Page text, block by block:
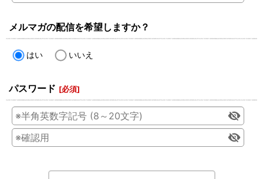
メルマガの配信を希望しますか？
はい いいえ
パスワード [必須]